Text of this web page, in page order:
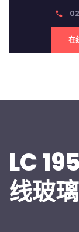
phone
在
LC
线玻